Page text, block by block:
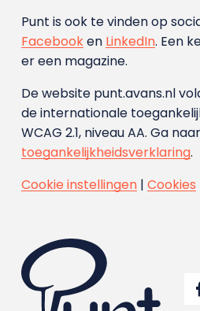
Punt is ook te vinden op
Facebooken LinkedIn. Een
er een magazine.
De website punt.avans.nl
de internationale
WCAG 2.1, niveau AA. Ga
toegankelijkheidsverklaring.
Cookie instellingen| Cookies